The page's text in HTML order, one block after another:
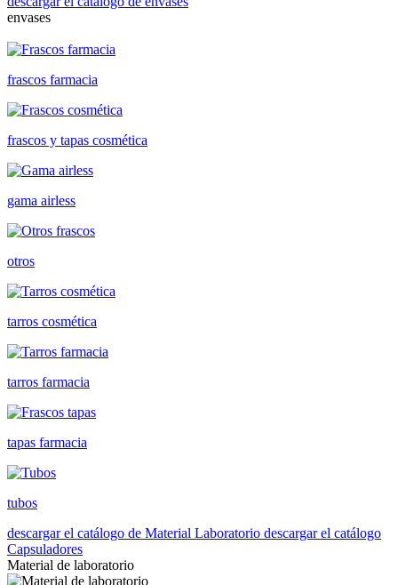
envases
frascos farmacia
frascos y tapas cosmética
gama airless
otros
tarros cosmética
tarros farmacia
tapas farmacia
tubos
descargar el catálogo de Material Laboratorio descargar el catálogo
Capsuladores
Material de laboratorio